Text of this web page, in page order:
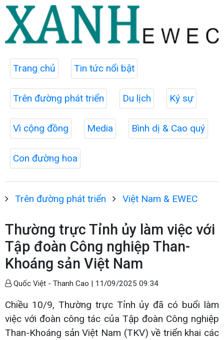
Trang chủ Tin tức nổi bật
Trên đường phát triển Du lịch Ký sự
Vì cộng đồng Media Bình dị & Cao quý
Con đường hoa
Trên đường phát triển Việt Nam & EWEC
Thường trực Tỉnh ủy làm việc với
Tập đoàn Công nghiệp Than-
Khoáng sản Việt Nam
Quốc Việt - Thanh Cao | 11/09/2025 09:34
Chiều 10/9, Thường trực Tỉnh ủy đã có buổi làm
việc với đoàn công tác của Tập đoàn Công nghiệp
Than-Khoáng sản Việt Nam (TKV) về triển khai các